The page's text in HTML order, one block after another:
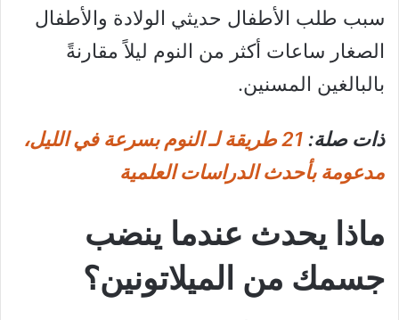
سبب طلب الأطفال حديثي الولادة والأطفال
الصغار ساعات أكثر من النوم ليلاً مقارنةً
بالبالغين المسنين.
ذات صلة:
21 طريقة لـ النوم بسرعة في الليل،
مدعومة بأحدث الدراسات العلمية
ماذا يحدث عندما ينضب
جسمك من الميلاتونين؟